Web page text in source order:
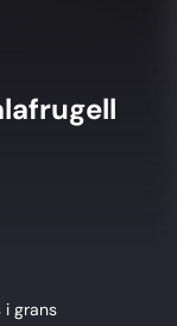
i grans